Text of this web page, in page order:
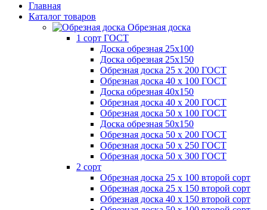
Главная
Каталог товаров
Обрезная доска
1 сорт ГОСТ
Доска обрезная 25х100
Доска обрезная 25х150
Обрезная доска 25 х 200 ГОСТ
Обрезная доска 40 х 100 ГОСТ
Доска обрезная 40х150
Обрезная доска 40 х 200 ГОСТ
Обрезная доска 50 х 100 ГОСТ
Доска обрезная 50х150
Обрезная доска 50 х 200 ГОСТ
Обрезная доска 50 х 250 ГОСТ
Обрезная доска 50 х 300 ГОСТ
2 сорт
Обрезная доска 25 х 100 второй сорт
Обрезная доска 25 х 150 второй сорт
Обрезная доска 40 х 150 второй сорт